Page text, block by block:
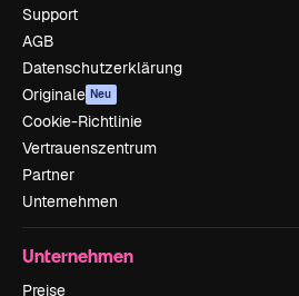
Support
AGB
Datenschutzerklärung
Originale Neu
Cookie-Richtlinie
Vertrauenszentrum
Partner
Unternehmen
Unternehmen
Preise